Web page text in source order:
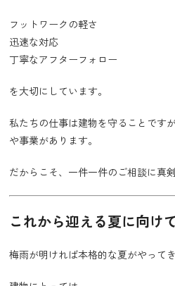
フットワークの軽さ
迅速な対応
丁寧なアフターフォロー
を大切にしています。
私たちの仕事は建物を守ることです
や事業があります。
だからこそ、一件一件のご相談に真
これから迎える夏に向け
梅雨が明ければ本格的な夏がやってき